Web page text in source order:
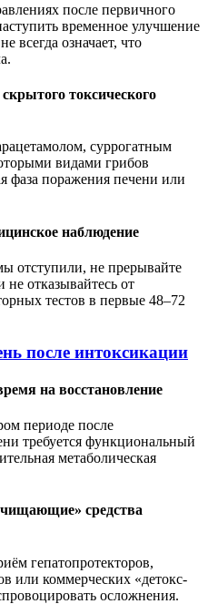
после первичного
временное улучшение
всегда означает, что
токсического
суррогатным
видами грибов
фаза поражения печени или
наблюдение
отступили, не прерывайте
не отказывайтесь от
тестов в первые 48–72
после интоксикации
на восстановление
периоде после
требуется функциональный
метаболическая
средства
гепатопротекторов,
или коммерческих «детокс-
осложнения.